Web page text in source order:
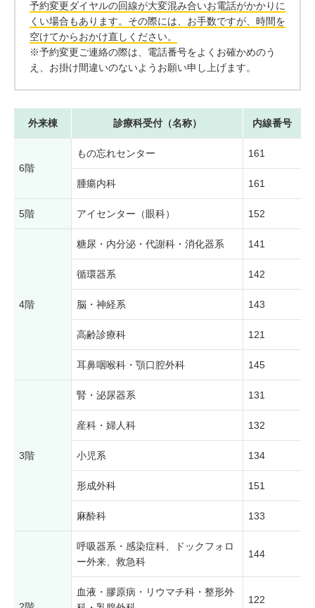
予約変更ダイヤルの回線が大変混み合いお電話がかかりに
くい場合もあります。その際には、お手数ですが、時間を
空けてからおかけ直しください。
※予約変更ご連絡の際は、電話番号をよくお確かめのう
え、お掛け間違いのないようお願い申し上げます。
外来棟 診療科受付（名称） 内線番号
6階
もの忘れセンター 161
腫瘍内科 161
5階 アイセンター（眼科） 152
4階
糖尿・内分泌・代謝科・消化器系 141
循環器系 142
脳・神経系 143
高齢診療科 121
耳鼻咽喉科・顎口腔外科 145
3階
腎・泌尿器系 131
産科・婦人科 132
小児系 134
形成外科 151
麻酔科 133
呼吸器系・感染症科、ドックフォロ
ー外来、救急科
144
血液・膠原病・リウマチ科・整形外
122